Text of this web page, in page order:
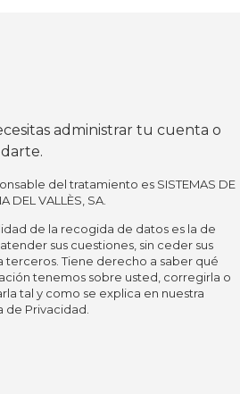
administrar tu cuenta o
del tratamiento es SISTEMAS DE
DEL VALLÈS, SA.
de la recogida de datos es la de
sus cuestiones, sin ceder sus
terceros. Tiene derecho a saber qué
tenemos sobre usted, corregirla o
tal y como se explica en nuestra
de Privacidad.